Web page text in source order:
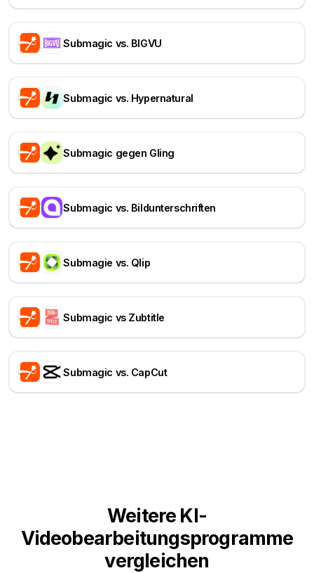
Submagic vs. BIGVU
Submagic vs. Hypernatural
Submagic gegen Gling
Submagic vs. Bildunterschriften
Submagie vs. Qlip
Submagic vs Zubtitle
Submagic vs. CapCut
Weitere KI-
Videobearbeitungsprogramme
vergleichen